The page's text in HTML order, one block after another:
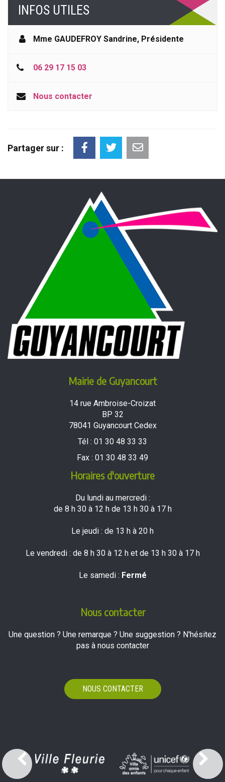
INFOS UTILES
Mme GAUDEFROY Sandrine, Présidente
06 29 17 15 03
Nous contacter
Partager sur :
Mairie de Guyancourt
14 rue Ambroise-Croizat
BP 32
78041 Guyancourt Cedex
Tél : 01 30 48 33 33
Fax : 01 30 48 33 49
Horaires d'ouverture
Du lundi au mercredi :
de 8 h 30 à 12 h de 13 h 30 à 17 h
Le jeudi : de 13 h à 20 h
Le vendredi : de 8 h 30 à 12 h et de 13 h 30 à 17 h
Le samedi : Fermé
Nous contacter
Une question ? Une remarque ? Une suggestion ? N'hésitez
pas à nous contacter
NOUS CONTACTER